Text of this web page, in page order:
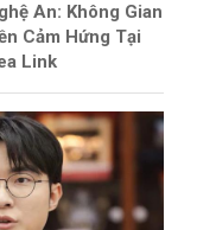
An: Không Gian
Cảm Hứng Tại
Link